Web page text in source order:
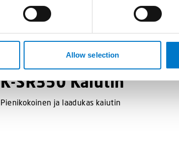
Allow selection
K-SR350 Kaiutin
Pienikokoinen ja laadukas kaiutin